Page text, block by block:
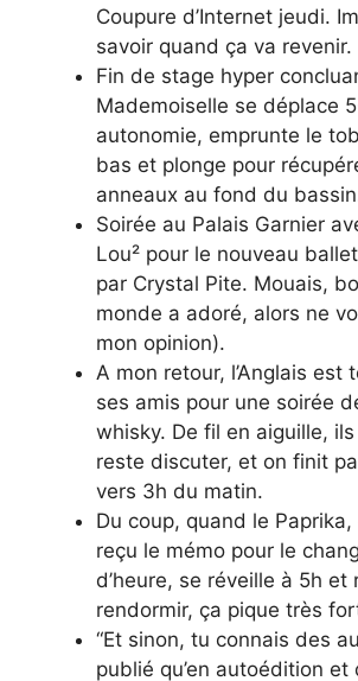
Coupure d’Internet jeudi.
savoir quand ça va revenir.
Fin de stage hyper
Mademoiselle se déplace
autonomie, emprunte le
bas et plonge pour
anneaux au fond du
Soirée au Palais Garnier
Lou² pour le nouveau
par Crystal Pite. Mouais,
monde a adoré, alors ne
mon opinion).
A mon retour, l’Anglais est
ses amis pour une soirée
whisky. De fil en aiguille,
reste discuter, et on finit
vers 3h du matin.
Du coup, quand le Paprika,
reçu le mémo pour le
d’heure, se réveille à 5h et
rendormir, ça pique très
“Et sinon, tu connais des
publié qu’en autoédition et